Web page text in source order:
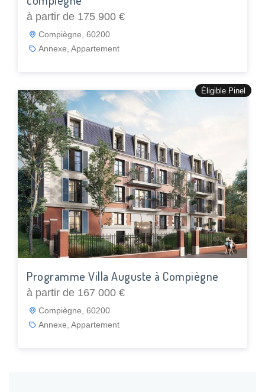
à partir de 175 900 €
Compiègne, 60200
Annexe, Appartement
Éligible Pinel
Programme Villa Auguste à Compiègne
à partir de 167 000 €
Compiègne, 60200
Annexe, Appartement